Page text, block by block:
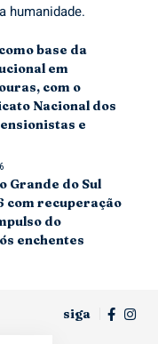
humanidade.
base da
em
com o
Nacional dos
e
Grande do Sul
com recuperação
do
enchentes
siga